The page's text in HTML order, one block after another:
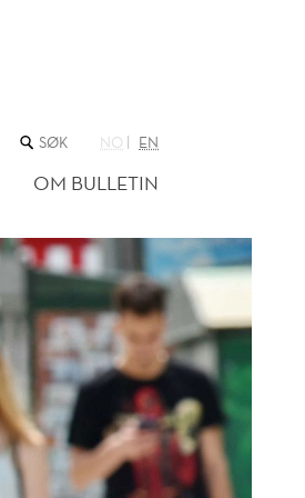
SØK
NETTSTEDET
NO EN
OM BULLETIN